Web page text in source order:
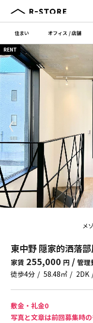
住まい オフィス /店舗
メ
〈
RENT
東中野 隠家的洒落
家賃 255,000 円 /管理
徒歩4分
58.48㎡ 2DK
敷金・礼金0
写真と文章は前回募集時